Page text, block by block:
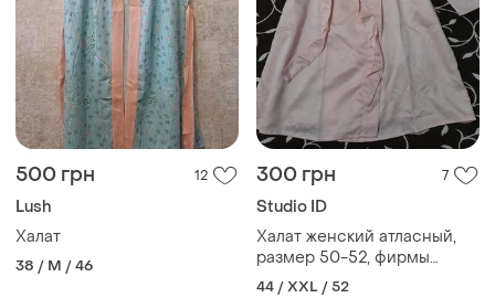
500 грн 12
Lush
Халат
38 / M / 46
300 грн 7
Studio ID
Халат женский атласный,
размер 50-52, фирмы
studio
44 / XXL / 52